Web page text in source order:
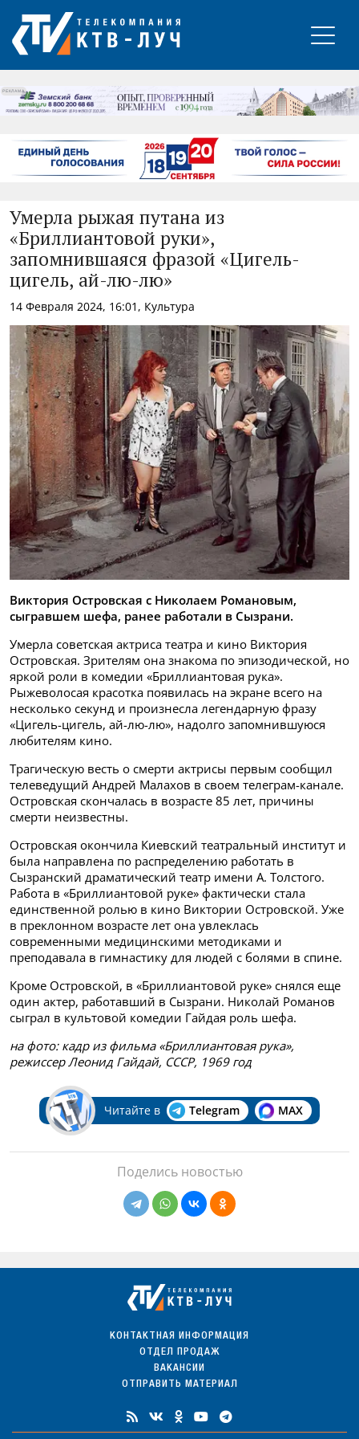
РЕКЛАМА
Умерла рыжая путана из
«Бриллиантовой руки»,
запомнившаяся фразой «Цигель-
цигель, ай-лю-лю»
14 Февраля 2024, 16:01, Культура
Виктория Островская с Николаем Романовым,
сыгравшем шефа, ранее работали в Сызрани.
Умерла советская актриса театра и кино Виктория
Островская. Зрителям она знакома по эпизодической, но
яркой роли в комедии «Бриллиантовая рука».
Рыжеволосая красотка появилась на экране всего на
несколько секунд и произнесла легендарную фразу
«Цигель-цигель, ай-лю-лю», надолго запомнившуюся
любителям кино.
Трагическую весть о смерти актрисы первым сообщил
телеведущий Андрей Малахов в своем телеграм-канале.
Островская скончалась в возрасте 85 лет, причины
смерти неизвестны.
Островская окончила Киевский театральный институт и
была направлена по распределению работать в
Сызранский драматический театр имени А. Толстого.
Работа в «Бриллиантовой руке» фактически стала
единственной ролью в кино Виктории Островской. Уже
в преклонном возрасте лет она увлеклась
современными медицинскими методиками и
преподавала в гимнастику для людей с болями в спине.
Кроме Островской, в «Бриллиантовой руке» снялся еще
один актер, работавший в Сызрани. Николай Романов
сыграл в культовой комедии Гайдая роль шефа.
на фото: кадр из фильма «Бриллиантовая рука»,
режиссер Леонид Гайдай, СССР, 1969 год
Читайте в Telegram MAX
Поделись новостью
КОНТАКТНАЯ ИНФОРМАЦИЯ
ОТДЕЛ ПРОДАЖ
ВАКАНСИИ
ОТПРАВИТЬ МАТЕРИАЛ